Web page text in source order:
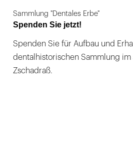
Sammlung "Dentales Erbe"
Spenden Sie jetzt!
Spenden Sie für Aufbau und
dentalhistorischen Sammlung im
Zschadraß.